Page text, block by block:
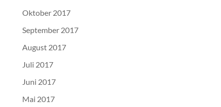
Oktober 2017
September 2017
August 2017
Juli 2017
Juni 2017
Mai 2017